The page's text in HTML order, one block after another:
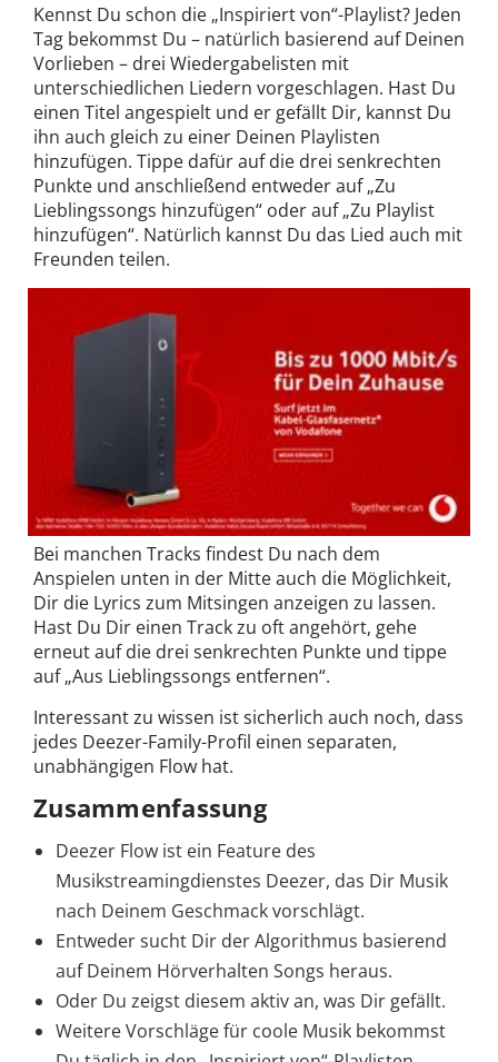
Kennst Du schon die „Inspiriert von“-Playlist? Jeden
Tag bekommst Du – natürlich basierend auf Deinen
Vorlieben – drei Wiedergabelisten mit
unterschiedlichen Liedern vorgeschlagen. Hast Du
einen Titel angespielt und er gefällt Dir, kannst Du
ihn auch gleich zu einer Deinen Playlisten
hinzufügen. Tippe dafür auf die drei senkrechten
Punkte und anschließend entweder auf „Zu
Lieblingssongs hinzufügen“ oder auf „Zu Playlist
hinzufügen“. Natürlich kannst Du das Lied auch mit
Freunden teilen.
Bei manchen Tracks findest Du nach dem
Anspielen unten in der Mitte auch die Möglichkeit,
Dir die Lyrics zum Mitsingen anzeigen zu lassen.
Hast Du Dir einen Track zu oft angehört, gehe
erneut auf die drei senkrechten Punkte und tippe
auf „Aus Lieblingssongs entfernen“.
Interessant zu wissen ist sicherlich auch noch, dass
jedes Deezer-Family-Profil einen separaten,
unabhängigen Flow hat.
Zusammenfassung
Deezer Flow ist ein Feature des
Musikstreamingdienstes Deezer, das Dir Musik
nach Deinem Geschmack vorschlägt.
Entweder sucht Dir der Algorithmus basierend
auf Deinem Hörverhalten Songs heraus.
Oder Du zeigst diesem aktiv an, was Dir gefällt.
Weitere Vorschläge für coole Musik bekommst